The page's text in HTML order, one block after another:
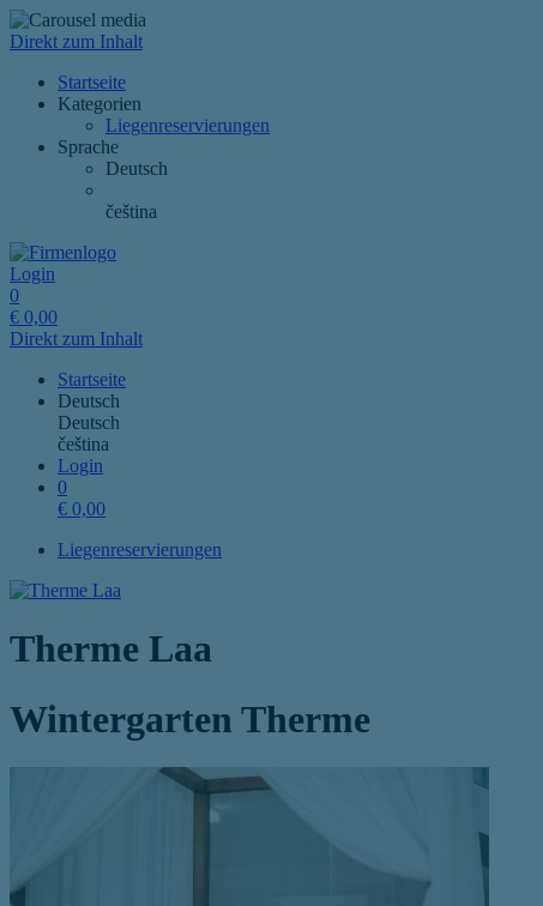
Direkt zum Inhalt
Startseite
Kategorien
Liegenreservierungen
Sprache
Deutsch
čeština
Login
0
€ 0,00
Direkt zum Inhalt
Startseite
Deutsch
Deutsch
čeština
Login
0
€ 0,00
Liegenreservierungen
Therme Laa
Wintergarten Therme